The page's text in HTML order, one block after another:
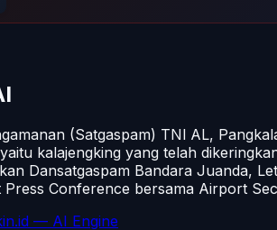
(Satgaspam) TNl AL,
kalajengking yang telah
Dansatgaspam Bandara Juanda,
Press Conference bersama Airport
— AI Engine